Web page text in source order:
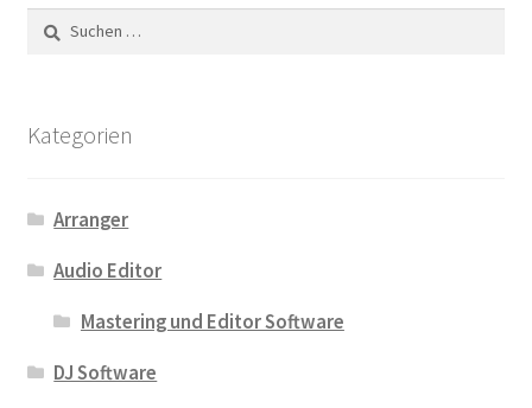
Suchen
nach:
Kategorien
Arranger
Audio Editor
Mastering und Editor Software
DJ Software